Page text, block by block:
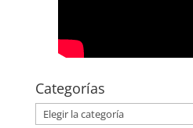
Categorías
Categorías